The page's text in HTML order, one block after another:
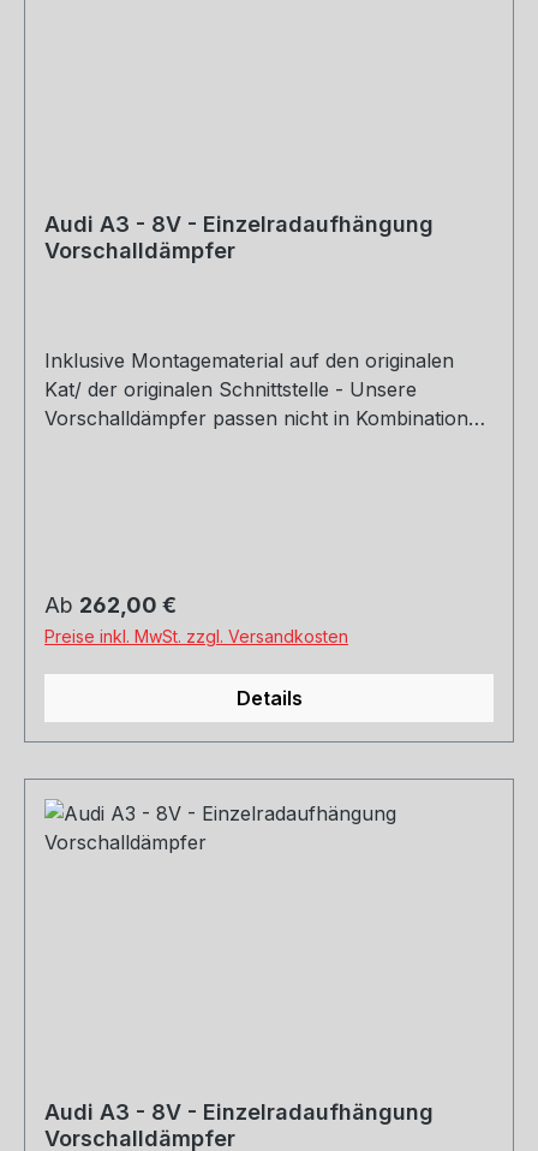
Audi A3 - 8V - Einzelradaufhängung
Vorschalldämpfer
Inklusive Montagematerial auf den originalen
Kat/ der originalen Schnittstelle - Unsere
Vorschalldämpfer passen nicht in Kombination
Gutachten (eintragungsfrei)
Regulärer Preis:
Ab 262,00 €
Preise inkl. MwSt. zzgl. Versandkosten
Details
Audi A3 - 8V - Einzelradaufhängung
Vorschalldämpfer